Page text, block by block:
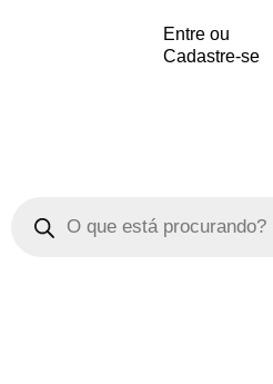
Entre ou
Cadastre-se